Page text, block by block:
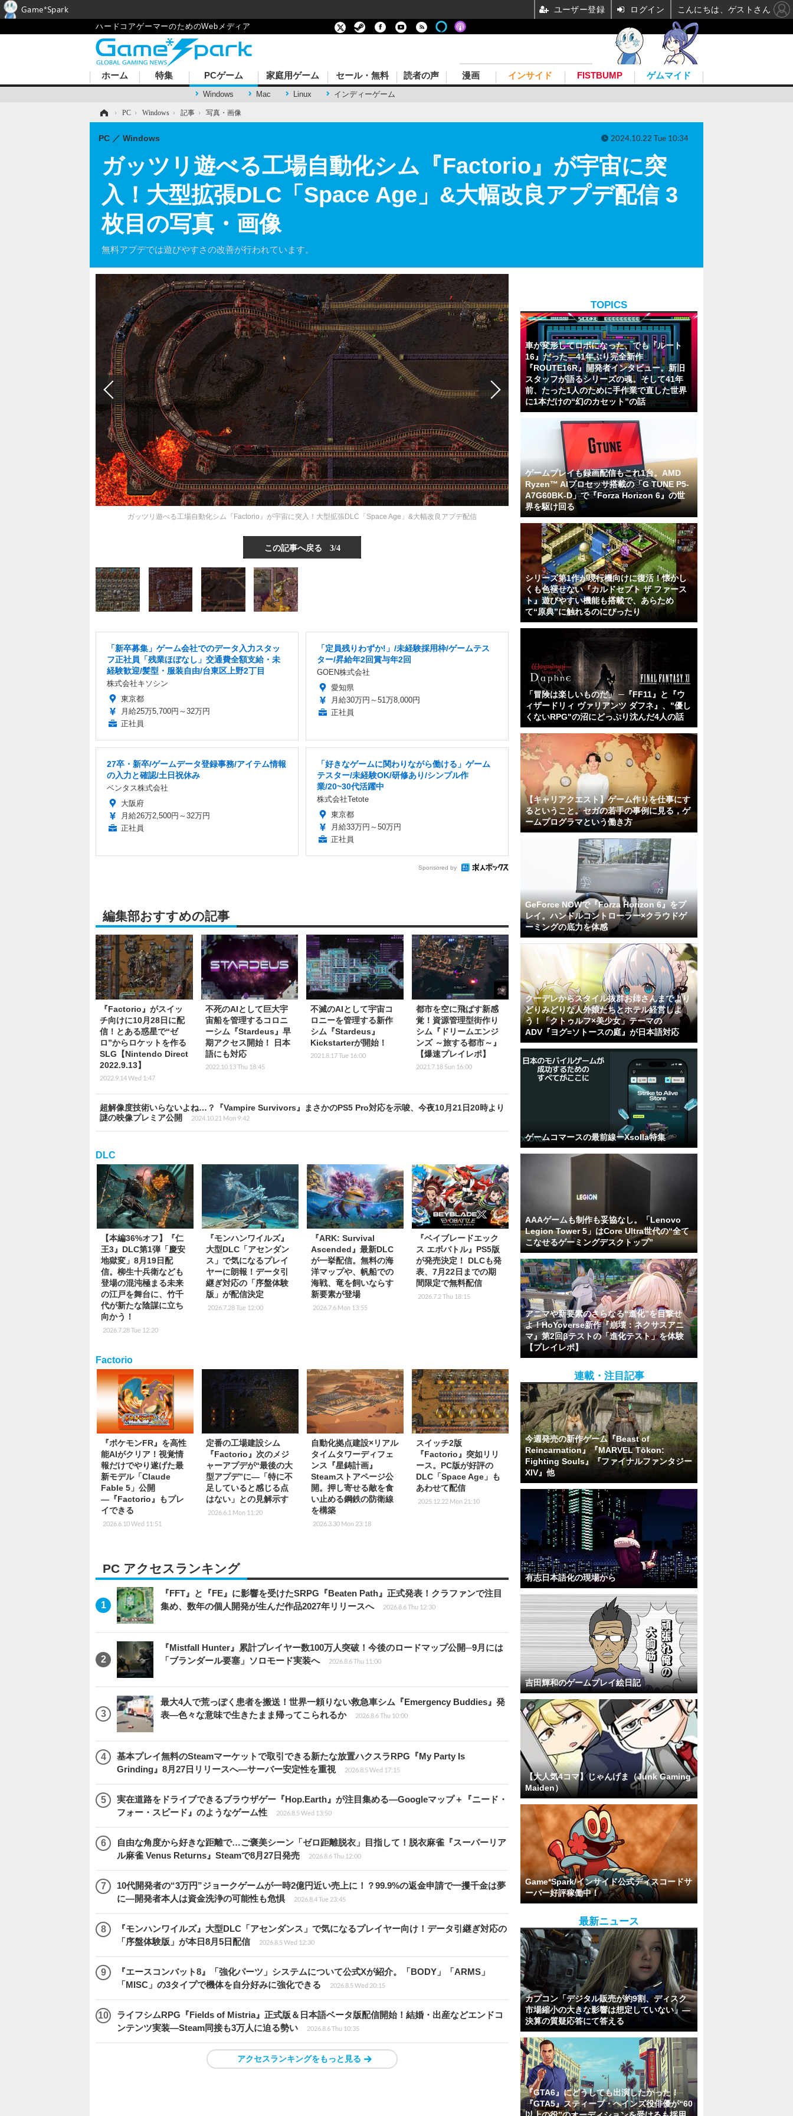
ハードコアゲーマーのためのWebメディア
ホーム 特集 PCゲーム
Windows Mac Linux インディーゲーム
家庭用ゲーム セール・無料 読者の声 漫画 インサイド FISTBUMP ゲムマイド
› PC › Windows › 記事 › 写真・画像
ガッツリ遊べる工場自動化シム『Factorio』が宇宙に突
入！大型拡張DLC「Space Age」&大幅改良アプデ配信 3
枚目の写真・画像
無料アプデでは遊びやすさの改善が行われています。
PC Windows 2024.10.22 Tue 10:34
ガッツリ遊べる工場自動化シム『Factorio』が宇宙に突入！大型拡張DLC「Space Age」&大幅改良アプデ配信
この記事へ戻る 3/4
「新卒募集」ゲーム会社でのデータ入力スタッ
フ正社員「残業ほぼなし」交通費全額支給・未
経験歓迎/髪型・服装自由/台東区上野2丁目
株式会社キソシン
東京都
月給25万5,700円～32万円
正社員
「定員残りわずか!」/未経験採用枠/ゲームテス
ター/昇給年2回賞与年2回
GOEN株式会社
愛知県
月給30万円～51万8,000円
正社員
27卒・新卒/ゲームデータ登録事務/アイテム情報
の入力と確認/土日祝休み
ベンタス株式会社
大阪府
月給26万2,500円～32万円
正社員
「好きなゲームに関わりながら働ける」ゲーム
テスター/未経験OK/研修あり/シンプル作
業/20~30代活躍中
株式会社Tetote
東京都
月給33万円～50万円
正社員
Sponsored by
編集部おすすめの記事
『Factorio』がスイッ
チ向けに10月28日に配
信！とある惑星で“ゼ
ロ”からロケットを作る
SLG【Nintendo Direct
2022.9.13】
2022.9.14 Wed 1:47
不死のAIとして巨大宇
宙船を管理するコロニ
ーシム『Stardeus』早
期アクセス開始！ 日本
語にも対応
2022.10.13 Thu 18:45
不滅のAIとして宇宙コ
ロニーを管理する新作
シム『Stardeus』
Kickstarterが開始！
2021.8.17 Tue 16:00
都市を空に飛ばす新感
覚！資源管理型街作り
シム『ドリームエンジ
ンズ ～旅する都市～』
【爆速プレイレポ】
2021.7.18 Sun 16:00
超解像度技術いらないよね…？『Vampire Survivors』まさかのPS5 Pro対応を示唆、今夜10月21日20時より
謎の映像プレミア公開
2024.10.21 Mon 9:42
DLC
【本編36%オフ】『仁
王3』DLC第1弾「慶安
地獄変」8月19日配
信。柳生十兵衛なども
登場の混沌極まる未来
の江戸を舞台に、竹千
代が新たな陰謀に立ち
向かう！
2026.7.28 Tue 12:20
『モンハンワイルズ』
大型DLC「アセンダン
ス」で気になるプレイ
ヤーに朗報！データ引
継ぎ対応の「序盤体験
版」が配信決定
2026.7.28 Tue 12:00
『ARK: Survival
Ascended』最新DLC
が一挙配信。無料の海
洋マップや、帆船での
海戦、竜を飼いならす
新要素が登場
2026.7.6 Mon 13:55
『ベイブレードエック
ス エボバトル』PS5版
が発売決定！ DLCも発
表、7月22日までの期
間限定で無料配信
2026.7.2 Thu 18:15
Factorio
『ポケモンFR』を高性
能AIがクリア！視覚情
報だけでやり遂げた最
新モデル「Claude
Fable 5」公開
―『Factorio』もプレ
イできる
2026.6.10 Wed 11:51
定番の工場建設シム
『Factorio』次のメジ
ャーアプデが“最後の大
型アプデ”に―「特に不
足していると感じる点
はない」との見解示す
2026.6.1 Mon 11:20
自動化拠点建設×リアル
タイムタワーディフェ
ンス『星鋳計画』
Steamストアページ公
開。押し寄せる敵を食
い止める鋼鉄の防衛線
を構築
2026.3.30 Mon 23:18
スイッチ2版
『Factorio』突如リリ
ース。PC版が好評の
DLC「Space Age」も
あわせて配信
2025.12.22 Mon 21:10
PC アクセスランキング
『FFT』と『FE』に影響を受けたSRPG『Beaten Path』正式発表！クラファンで注目
集め、数年の個人開発が生んだ作品2027年リリースへ
2026.8.6 Thu 12:30
『Mistfall Hunter』累計プレイヤー数100万人突破！今後のロードマップ公開─9月には
「ブランダール要塞」ソロモード実装へ
2026.8.6 Thu 11:00
最大4人で荒っぽく患者を搬送！世界一頼りない救急車シム『Emergency Buddies』発
表―色々な意味で生きたまま帰ってこられるか
2026.8.6 Thu 10:00
基本プレイ無料のSteamマーケットで取引できる新たな放置ハクスラRPG『My Party Is
Grinding』8月27日リリースへ―サーバー安定性を重視
2026.8.5 Wed 17:15
実在道路をドライブできるブラウザゲー『Hop.Earth』が注目集める―Googleマップ＋『ニード・
フォー・スピード』のようなゲーム性
2026.8.5 Wed 13:50
自由な角度から好きな距離で…ご褒美シーン「ゼロ距離脱衣」目指して！脱衣麻雀『スーパーリア
ル麻雀 Venus Returns』Steamで8月27日発売
2026.8.6 Thu 12:00
10代開発者の“3万円”ジョークゲームが一時2億円近い売上に！？99.9%の返金申請で一攫千金は夢
に―開発者本人は資金洗浄の可能性も危惧
2026.8.4 Tue 23:45
『モンハンワイルズ』大型DLC「アセンダンス」で気になるプレイヤー向け！データ引継ぎ対応の
「序盤体験版」が本日8月5日配信
2026.8.5 Wed 12:30
『エースコンバット8』「強化パーツ」システムについて公式Xが紹介。「BODY」「ARMS」
「MISC」の3タイプで機体を自分好みに強化できる
2026.8.5 Wed 20:15
ライフシムRPG『Fields of Mistria』正式版＆日本語ベータ版配信開始！結婚・出産などエンドコ
ンテンツ実装―Steam同接も3万人に迫る勢い
2026.8.6 Thu 10:35
アクセスランキングをもっと見る
TOPICS
車が変形してロボになった、でも『ルート
16』だった―41年ぶり完全新作
『ROUTE16R』開発者インタビュー。新旧
スタッフが語るシリーズの魂。そして41年
前、たった1人のために手作業で直した世界
に1本だけの“幻のカセット”の話
ゲームプレイも録画配信もこれ1台。AMD
Ryzen™ AIプロセッサ搭載の「G TUNE P5-
A7G60BK-D」で『Forza Horizon 6』の世
界を駆け回る
シリーズ第1作が現行機向けに復活！懐かし
くも色褪せない『カルドセプト ザ ファース
ト』遊びやすい機能も搭載で、あらため
て“原典”に触れるのにぴったり
「冒険は楽しいものだ」 ─『FF11』と『ウ
ィザードリィ ヴァリアンツ ダフネ』、"優し
くないRPG"の沼にどっぷり沈んだ4人の話
【キャリアクエスト】ゲーム作りを仕事にす
るということ。セガの若手の事例に見る，ゲ
ームプログラマという働き方
GeForce NOWで『Forza Horizon 6』をプ
レイ。ハンドルコントローラー×クラウドゲ
ーミングの底力を体感
クーデレからスタイル抜群お姉さんまでより
どりみどりな人外娘たちとホテル経営しよ
う！「クトゥルフ×美少女」テーマの
ADV『ヨグ=ソトースの庭』が日本語対応
ゲームコマースの最前線ーXsolla特集
AAAゲームも制作も妥協なし。「Lenovo
Legion Tower 5」はCore Ultra世代の“全て
こなせるゲーミングデスクトップ”
アニマや新要素のさらなる“進化”を目撃せ
よ！HoYoverse新作『崩壊：ネクサスアニ
マ』第2回βテストの「進化テスト」を体験
【プレイレポ】
連載・注目記事
今週発売の新作ゲーム『Beast of
Reincarnation』『MARVEL Tōkon:
Fighting Souls』『ファイナルファンタジー
XIV』他
有志日本語化の現場から
吉田輝和のゲームプレイ絵日記
【大人気4コマ】じゃんげま（Junk Gaming
Maiden）
Game*Spark/インサイド公式ディスコードサ
ーバー好評稼働中！
最新ニュース
カプコン「デジタル販売が約9割、ディスク
市場縮小の大きな影響は想定していない」―
決算の質疑応答にて答える
『GTA6』にどうしても出演したかった！
『GTA5』スティーブ・ヘインズ役俳優が“60
Game*Spark ユーザー登録 ログイン こんにちは、ゲストさん